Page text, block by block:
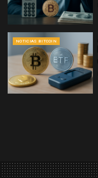
NOTICIAS BITCOIN